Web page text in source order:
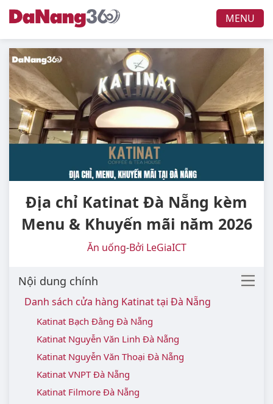
MENU
Địa chỉ Katinat Đà Nẵng kèm
Menu & Khuyến mãi năm 2026
Ăn uống-Bởi LeGiaICT
Nội dung chính
Danh sách cửa hàng Katinat tại Đà Nẵng
Katinat Bạch Đằng Đà Nẵng
Katinat Nguyễn Văn Linh Đà Nẵng
Katinat Nguyễn Văn Thoại Đà Nẵng
Katinat VNPT Đà Nẵng
Katinat Filmore Đà Nẵng